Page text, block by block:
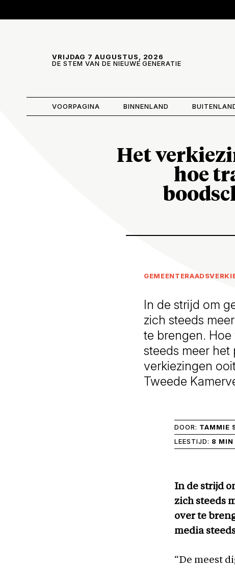
VRIJDAG 7 AUGUSTUS, 2026
DE STEM VAN DE NIEUWE GENERATIE
VOORPAGINA BINNENLAND
Het
hoe
In de strijd om
zich steeds
te brengen.
steeds meer het
verkiezingen
Tweede
DOOR: TAMMIE
LEESTIJD: 8 MIN
In de strijd
zich steeds
over te
media
“De meest